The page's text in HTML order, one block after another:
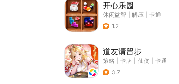
开心乐园
休闲益智 解压
卡通
1.2
道友请留步
策略 卡牌 仙侠
卡通
3.7